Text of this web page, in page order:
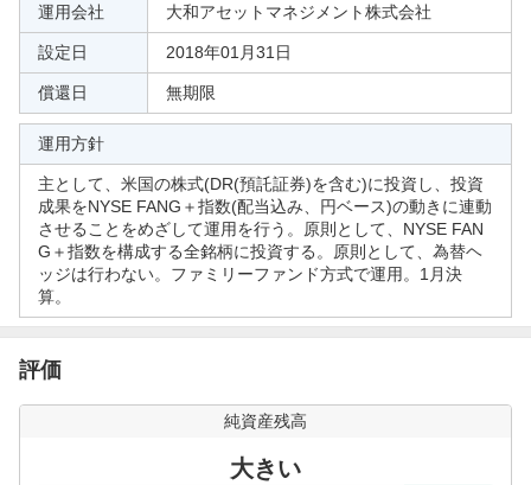
%
い
い
見
0
運用会社 大和アセットマネジメント株式会社
設定日 2018年01月31日
償還日 無期限
運用方針
主として、米国の株式(DR(預託証券)を含む)に投資し、投資
成果をNYSE FANG＋指数(配当込み、円ベース)の動きに連動
させることをめざして運用を行う。原則として、NYSE FAN
G＋指数を構成する全銘柄に投資する。原則として、為替ヘ
ッジは行わない。ファミリーファンド方式で運用。1月決
算。
評価
純資産残高
大きい